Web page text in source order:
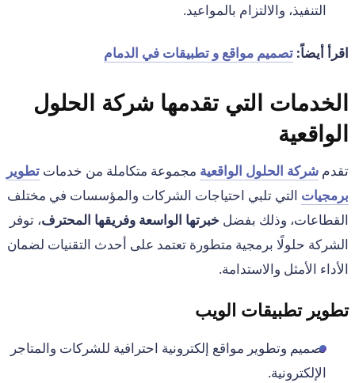
التنفيذ، والالتزام بالمواعيد.
اقرأ أيضاً: تصميم مواقع و تطبيقات في الدمام
الخدمات التي تقدمها شركة الحلول
الواقعية
تقدم شركة الحلول الواقعية مجموعة متكاملة من خدمات تطوير
برمجيات التي تلبي احتياجات الشركات والمؤسسات في مختلف
القطاعات، وذلك بفضل خبرتها الواسعة وفريقها المحترف، توفر
الشركة حلولًا برمجية متطورة تعتمد على أحدث التقنيات لضمان
الأداء الأمثل والاستدامة.
تطوير تطبيقات الويب
تصميم وتطوير مواقع إلكترونية احترافية للشركات والمتاجر
الإلكترونية.